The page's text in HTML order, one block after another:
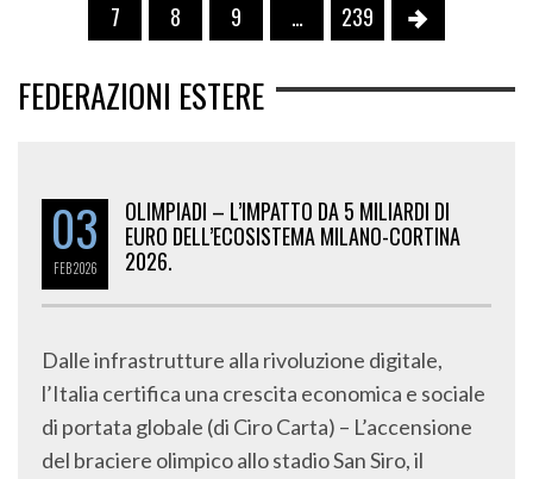
7
8 9 … 239
FEDERAZIONI ESTERE
03
FEB2026
OLIMPIADI – L’IMPATTO DA 5 MILIARDI DI
EURO DELL’ECOSISTEMA MILANO-CORTINA
2026.
Dalle infrastrutture alla rivoluzione digitale,
l’Italia certifica una crescita economica e sociale
di portata globale (di Ciro Carta) – L’accensione
del braciere olimpico allo stadio San Siro, il